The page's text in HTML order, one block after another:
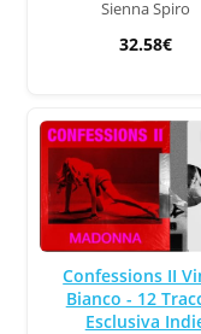
Sienna Spiro
32.58€
Confessions II
Bianco - 12
Esclusiva